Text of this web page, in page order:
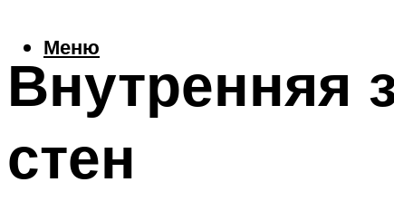
Меню
Внутренняя
стен